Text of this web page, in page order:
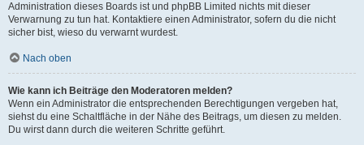
Administration dieses Boards ist und phpBB Limited nichts mit dieser
Verwarnung zu tun hat. Kontaktiere einen Administrator, sofern du die nicht
sicher bist, wieso du verwarnt wurdest.
Nach oben
Wie kann ich Beiträge den Moderatoren melden?
Wenn ein Administrator die entsprechenden Berechtigungen vergeben hat,
siehst du eine Schaltfläche in der Nähe des Beitrags, um diesen zu melden.
Du wirst dann durch die weiteren Schritte geführt.